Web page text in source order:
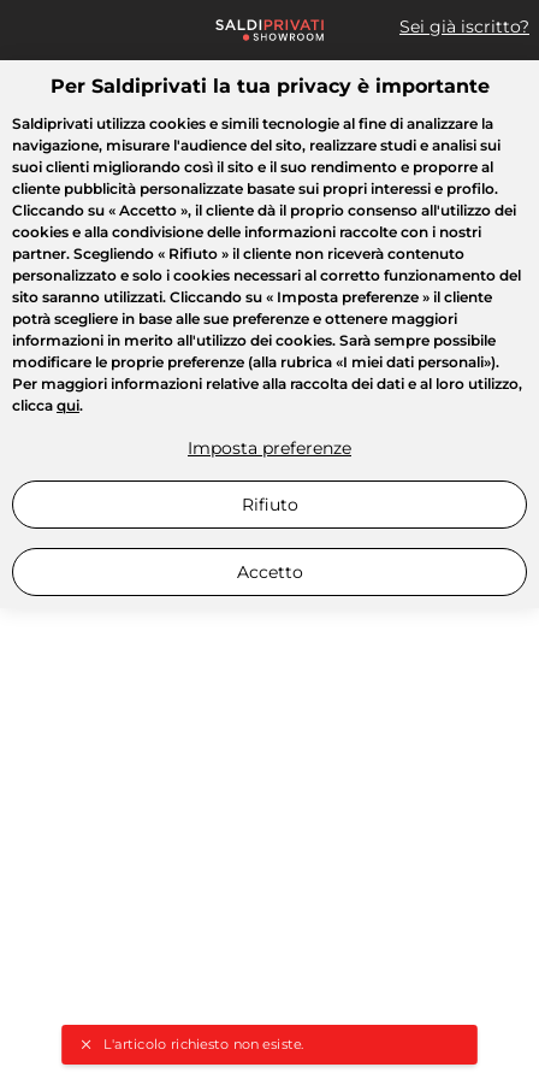
Sei già iscritto?
Cosa cerchi?
L'articolo richiesto non esiste.
Tutte le vendite Moda Casa Bellezza Elettrodomestici
Per Saldiprivati la tua privacy è importante
Saldiprivati utilizza cookies e simili tecnologie al fine di analizzare la
navigazione, misurare l'audience del sito, realizzare studi e analisi sui
suoi clienti migliorando così il sito e il suo rendimento e proporre al
cliente pubblicità personalizzate basate sui propri interessi e profilo.
Cliccando su « Accetto », il cliente dà il proprio consenso all'utilizzo dei
cookies e alla condivisione delle informazioni raccolte con i nostri
partner. Scegliendo « Rifiuto » il cliente non riceverà contenuto
personalizzato e solo i cookies necessari al corretto funzionamento del
sito saranno utilizzati. Cliccando su « Imposta preferenze » il cliente
potrà scegliere in base alle sue preferenze e ottenere maggiori
informazioni in merito all'utilizzo dei cookies. Sarà sempre possibile
modificare le proprie preferenze (alla rubrica «I miei dati personali»).
Per maggiori informazioni relative alla raccolta dei dati e al loro utilizzo,
clicca qui.
Imposta preferenze
Rifiuto
Accetto